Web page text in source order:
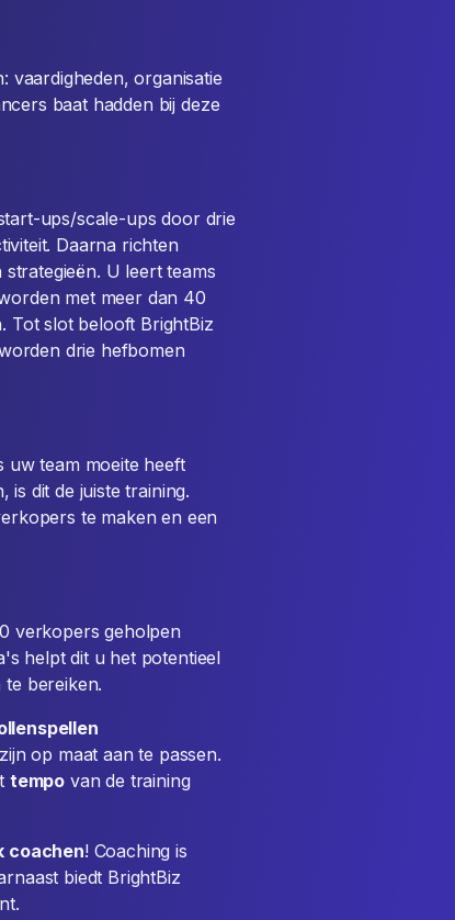
vaardigheden, organisatie
baat hadden bij deze
ups/scale-ups door drie
Daarna richten
U leert teams
met meer dan 40
Tot slot belooft BrightBiz
drie hefbomen
team moeite heeft
is dit de juiste training.
te maken en een
verkopers geholpen
helpt dit u het potentieel
bereiken.
op maat aan te passen.
tempo van de training
coachen! Coaching is
biedt BrightBiz